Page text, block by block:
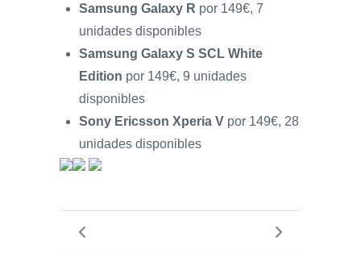
Samsung Galaxy R por 149€, 7
unidades disponibles
Samsung Galaxy S SCL White
Edition por 149€, 9 unidades
disponibles
Sony Ericsson Xperia V por 149€, 28
unidades disponibles